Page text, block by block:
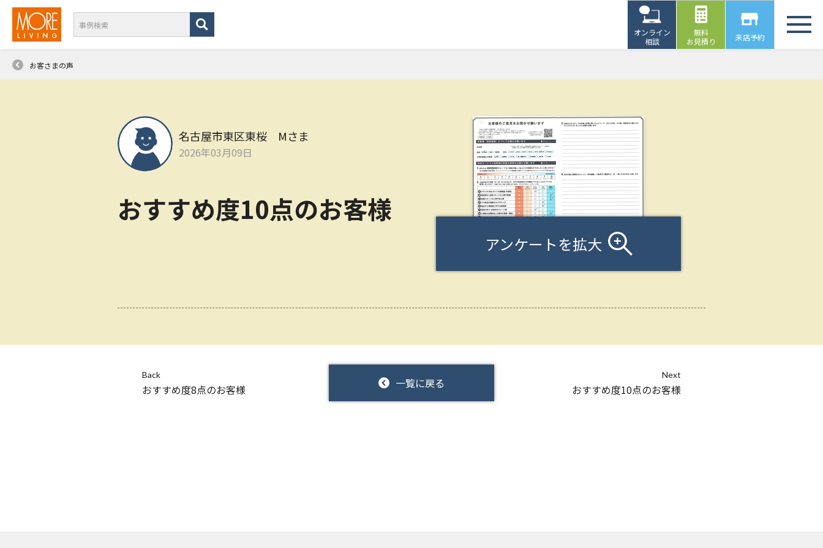
オンライン
相談
無料
お見積り
来店予約
お客さまの声
名古屋市東区東桜 Mさま
2026年03月09日
おすすめ度10点のお客様
アンケートを拡大
Back
おすすめ度8点のお客様 一覧に戻る
Next
おすすめ度10点のお客様